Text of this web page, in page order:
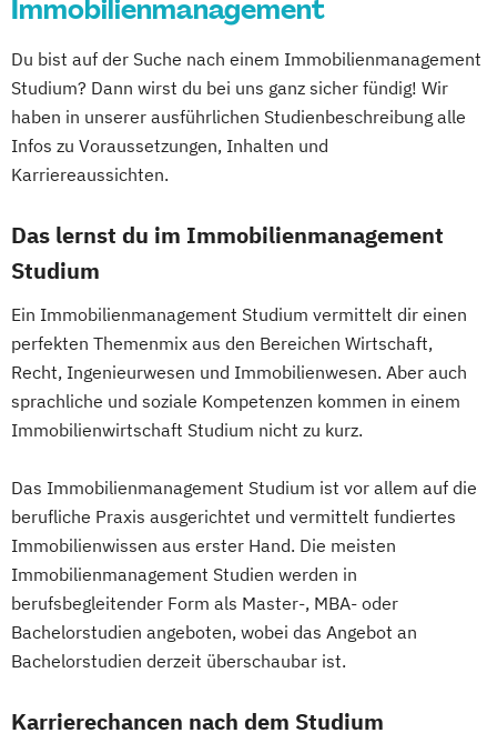
Gesundheitsökonomie Growth Hacking
Growth Hacking for Entrepreneurs (DE/EN)
Heilpädagogik und Inklusion
Heilpädagogik/Inklusionspädagogik
IT-Betriebswirt/in IT-Management
Immobilienkaufleute
Immobilienwirtschaft Informatik
Information Technology Management
(DE/EN)
International Healthcare Management
(DE/EN)
International Management (DE/EN)
Internationales Marketing
Journalismus und digitale Kommunikation
Kindheitspädagogik
Kindheitspädagogik für Erzieher:innen
Kommunikationspsychologie
Softwaretechnik & Digitaler Systembau
Strategisches Marketing &
Kampagnenmanagement
Strategisches Sicherheitsmanagement
Sustainable Finance & Digital
Transformation (EN)
Vorbereitungslehrgang Bachelor (Studieren
ohne Matura)
Wirtschaftsberatung
Wirtschaftsingenieur
Wirtschaftskriminalität & Cyber Crime
Wirtschaftsingenieurwesen
Immobilienmanagement
Du bist auf der Suche nach einem Immobilienmanagement
Studium? Dann wirst du bei uns ganz sicher fündig! Wir
haben in unserer ausführlichen Studienbeschreibung alle
Infos zu Voraussetzungen, Inhalten und
Karriereaussichten.
Das lernst du im Immobilienmanagement
Studium
Ein Immobilienmanagement Studium vermittelt dir einen
perfekten Themenmix aus den Bereichen Wirtschaft,
Recht, Ingenieurwesen und Immobilienwesen. Aber auch
sprachliche und soziale Kompetenzen kommen in einem
Immobilienwirtschaft Studium nicht zu kurz.
Das Immobilienmanagement Studium ist vor allem auf die
berufliche Praxis ausgerichtet und vermittelt fundiertes
Immobilienwissen aus erster Hand. Die meisten
Immobilienmanagement Studien werden in
berufsbegleitender Form als Master-, MBA- oder
Bachelorstudien angeboten, wobei das Angebot an
Bachelorstudien derzeit überschaubar ist.
Karrierechancen nach dem Studium